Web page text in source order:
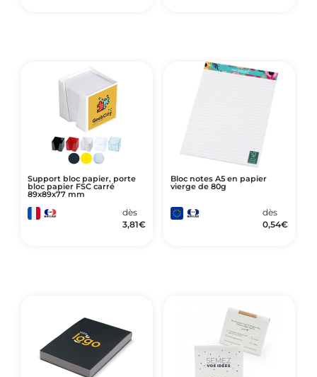
Support bloc papier, porte
bloc papier FSC carré
89x89x77 mm
dès
3,81€
Bloc notes A5 en papier
vierge de 80g
dès
0,54€